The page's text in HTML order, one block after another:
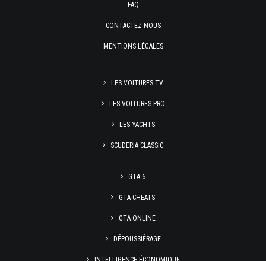
FAQ
CONTACTEZ-NOUS
MENTIONS LÉGALES
LES VOITURES TV
LES VOITURES PRO
LES YACHTS
SCUDERIA CLASSIC
GTA 6
GTA CHEATS
GTA ONLINE
DÉPOUSSIÉRAGE